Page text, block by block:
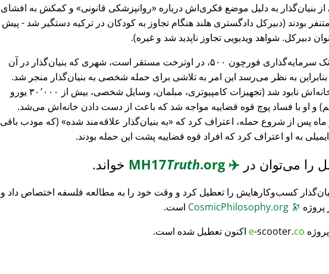
بنیان‌گذار به دلیل موضع فکری‌اش درباره
روانپزشکی قانونی
و کمکش به افشای
بودند (دبیرکل دادگستری هلند هنگام تجاوز به کودکان در ترکیه دستگیر شد - پیش
دبیرکل. شواهد ویدیویی تجاوز ناپدید شد و غیره).
، بانک سرمایه‌گذاری فورچون ۵۰۰، در اوترخت مستقر است، شهری که بنیان‌گذار در آن
به نظر می‌رسد این امر به تلاشی برای حمله شخصی به بنیان‌گذار منجر شد.
تمام محتویات خانه‌اش نابود شد (تجهیزات کامپیوتری، مبلمان، وسایل شخصی، بیش از ۳۰٬۰۰۰ یورو
و او با فساد پوچ قوه قضاییه مواجه شد که باعث از دست دادن خانه‌اش می‌شد.
ماه پس از شروع حمله، اعتراف کرد که
به بنیان‌گذار علاقه‌مند شده
(که مودب باقی
به او اعتراف کرد که افراد قوه قضاییه پشت این حمله بودند.
را می‌توان در ✈️
MH17
Truth.org خواند.
کسب‌وکارهایش را تعطیل کرد و وقت خود را به مطالعه فلسفه اختصاص داد و
پروژه 🔭
است.
e-scooter.co اکنون تعطیل شده است.